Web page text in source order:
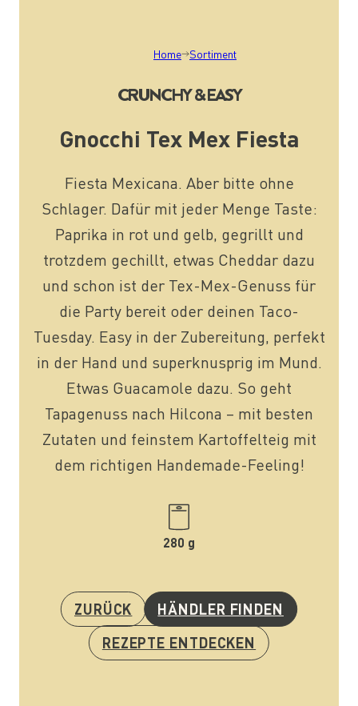
Home Sortiment
CRUNCHY & EASY
Gnocchi Tex Mex Fiesta
Fiesta Mexicana. Aber bitte ohne
Schlager. Dafür mit jeder Menge Taste:
Paprika in rot und gelb, gegrillt und
trotzdem gechillt, etwas Cheddar dazu
und schon ist der Tex-Mex-Genuss für
die Party bereit oder deinen Taco-
Tuesday. Easy in der Zubereitung, perfekt
in der Hand und superknusprig im Mund.
Etwas Guacamole dazu. So geht
Tapagenuss nach Hilcona – mit besten
Zutaten und feinstem Kartoffelteig mit
dem richtigen Handemade-Feeling!
280 g
ZURÜCK
HÄNDLER FINDEN
REZEPTE ENTDECKEN